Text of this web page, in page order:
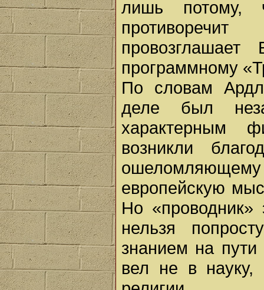
лишь потому,
противоречит
программному
По словам
деле был
характерным
возникли
европейскую
Но «проводник»
нельзя
знанием на
вел не в науку,